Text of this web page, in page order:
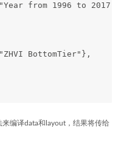
from 1996 to
BottomTier"},
来编译data和layout，结果将传给